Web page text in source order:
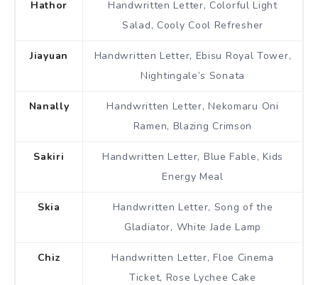
Hathor
Handwritten Letter, Colorful Light
Salad, Cooly Cool Refresher
Jiayuan
Handwritten Letter, Ebisu Royal Tower,
Nightingale’s Sonata
Nanally
Handwritten Letter, Nekomaru Oni
Ramen, Blazing Crimson
Sakiri
Handwritten Letter, Blue Fable, Kids
Energy Meal
Skia
Handwritten Letter, Song of the
Gladiator, White Jade Lamp
Chiz
Handwritten Letter, Floe Cinema
Ticket, Rose Lychee Cake